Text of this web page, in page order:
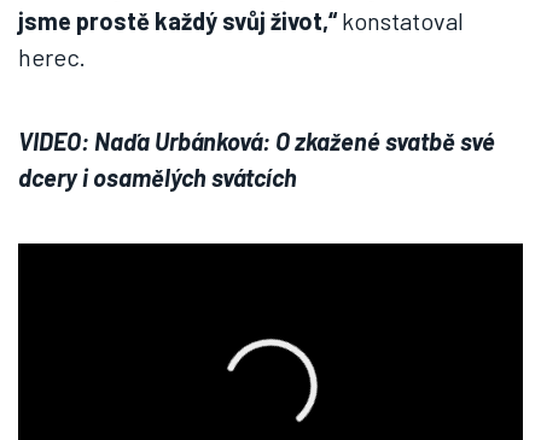
jsme prostě každý svůj život,“konstatoval
herec.
VIDEO: Naďa Urbánková: O zkažené svatbě své
dcery i osamělých svátcích